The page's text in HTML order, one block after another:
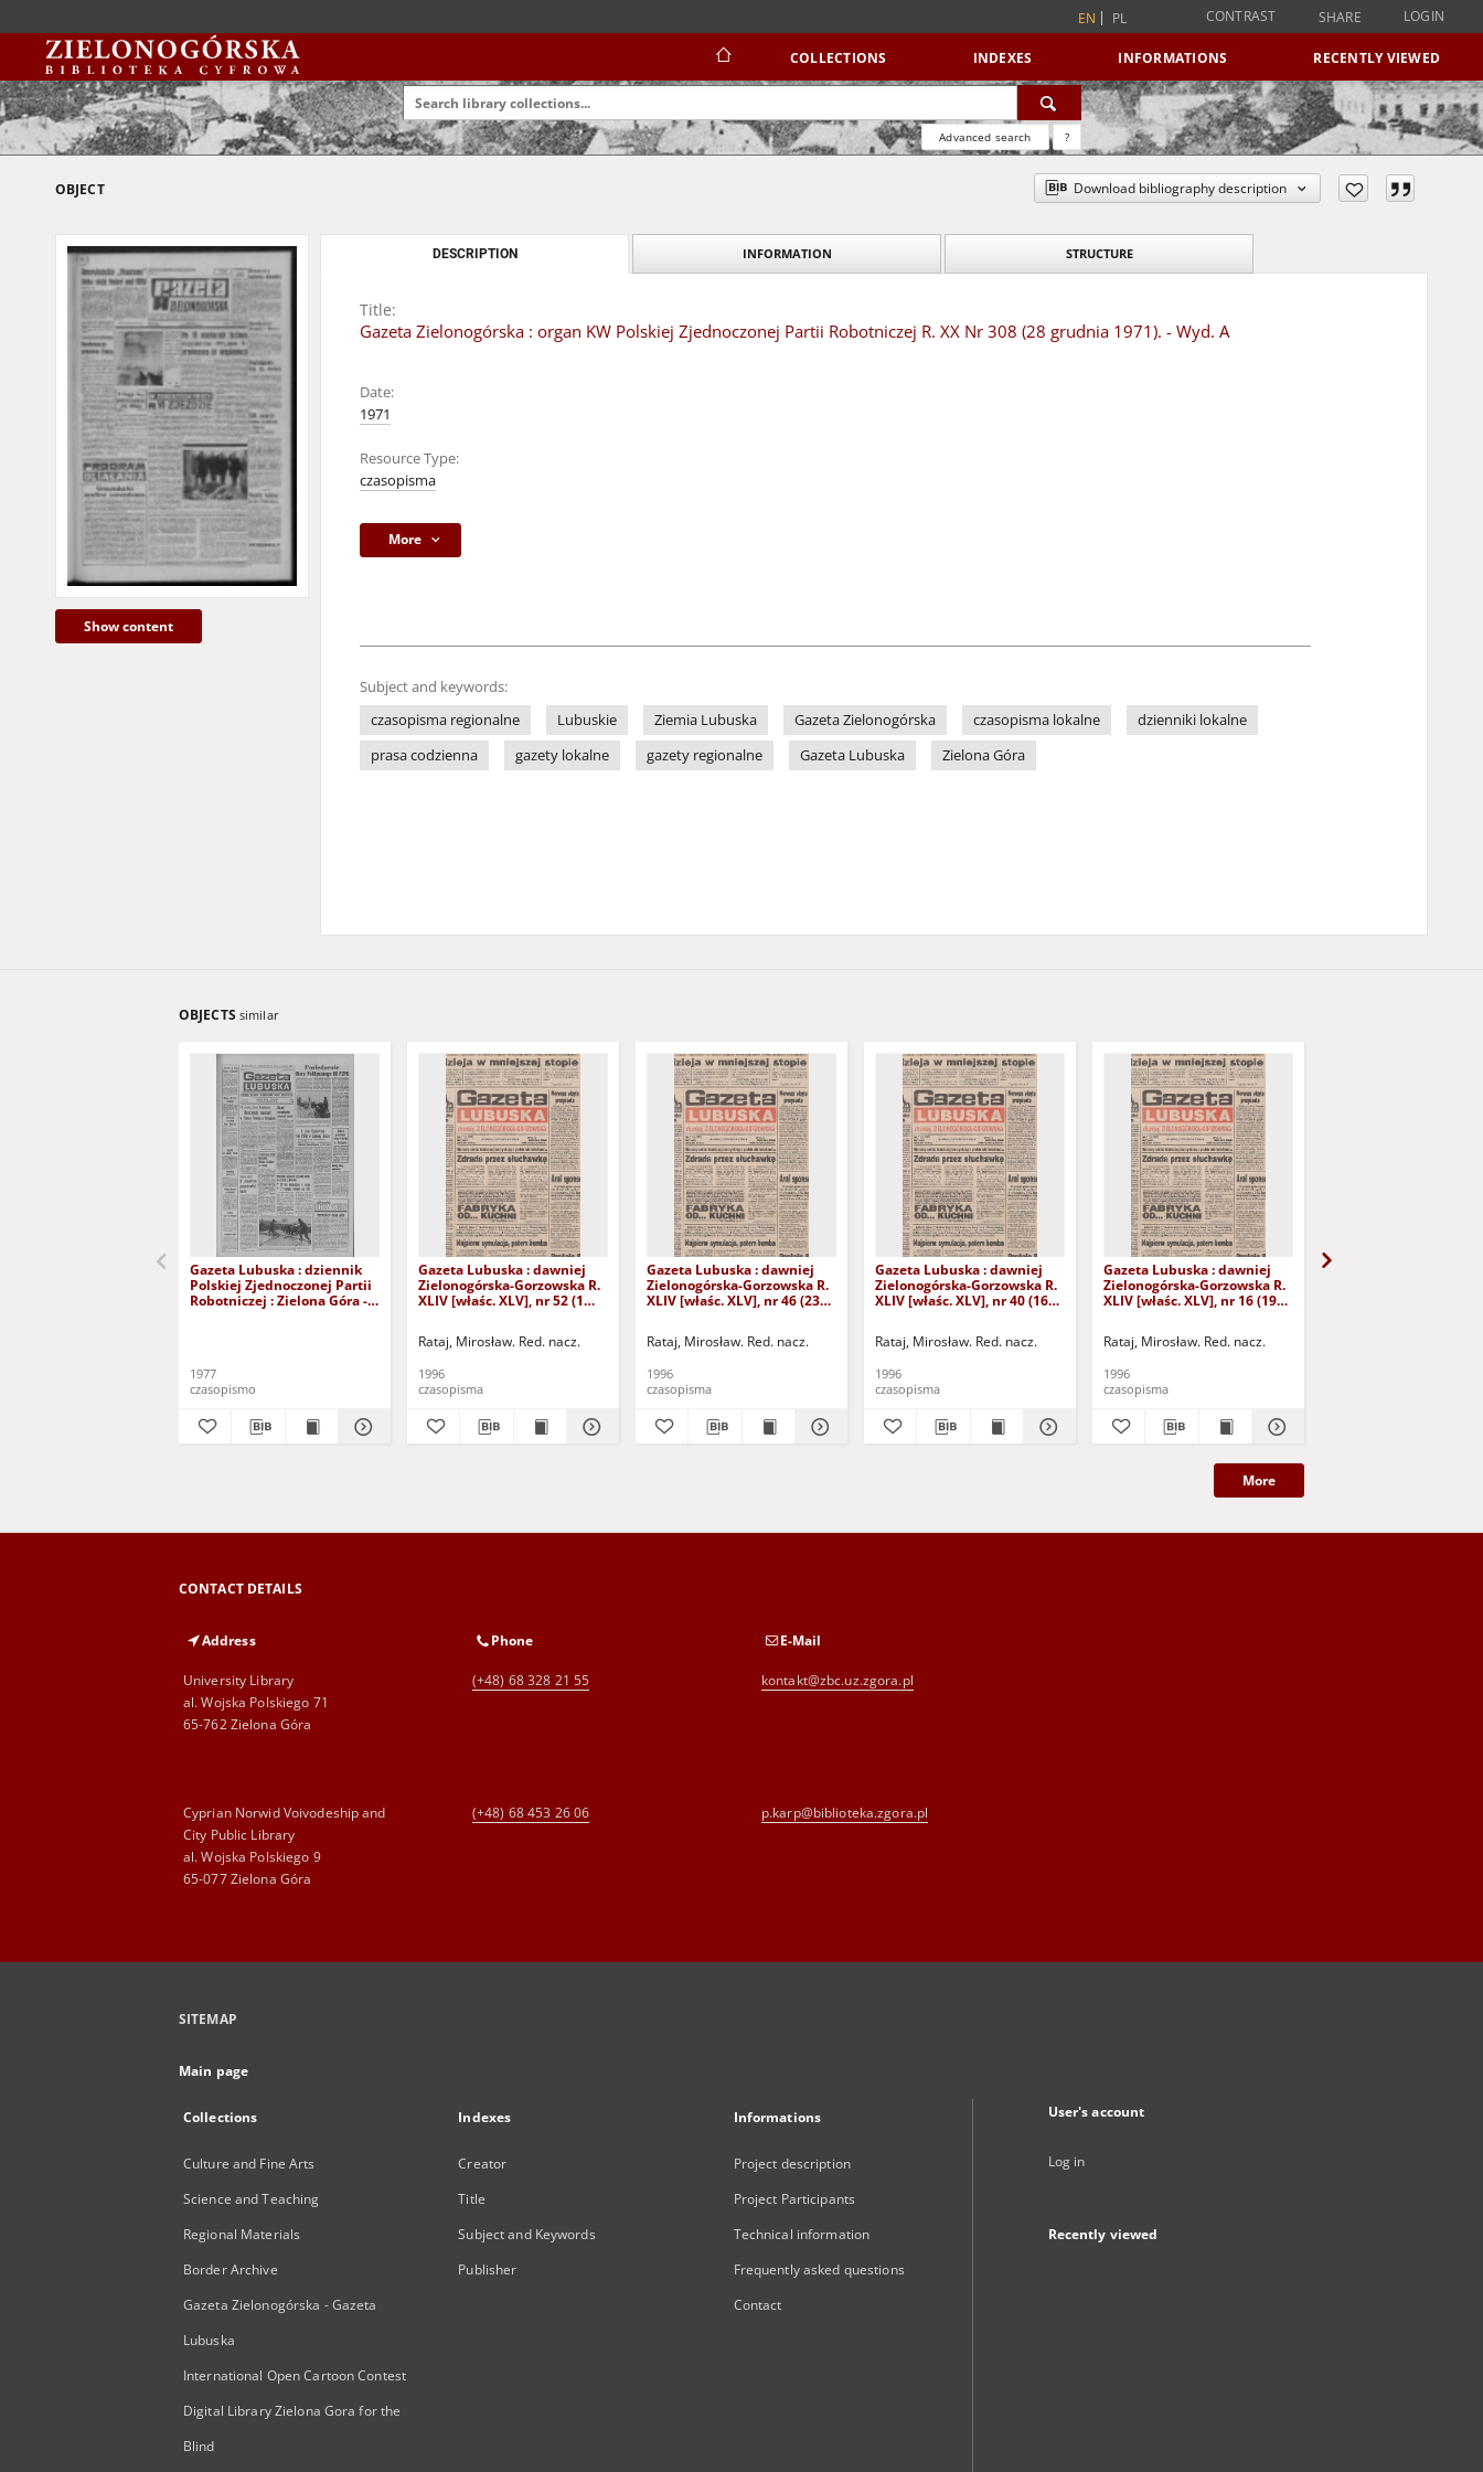
EN PL CONTRAST SHARE LOGIN
COLLECTIONS INDEXES INFORMATIONS RECENTLY VIEWED
Advanced search ?
OBJECT Download bibliography description
Show content
DESCRIPTION INFORMATION STRUCTURE
Title:
Gazeta Zielonogórska : organ KW Polskiej Zjednoczonej Partii Robotniczej R. XX Nr 308 (28 grudnia 1971). - Wyd. A
Date:
1971
Resource Type:
czasopisma
More
Subject and keywords:
czasopisma regionalne
Lubuskie Ziemia Lubuska Gazeta Zielonogórska czasopisma lokalne
dzienniki lokalne
prasa codzienna
gazety lokalne gazety regionalne Gazeta Lubuska Zielona Góra
OBJECTS similar
Gazeta Lubuska : dziennik
Polskiej Zjednoczonej Partii
Robotniczej : Zielona Góra -
1977
czasopismo
Gazeta Lubuska : dawniej
Zielonogórska-Gorzowska R.
XLIV [właśc. XLV], nr 52 (1
Rataj, Mirosław. Red. nacz.
1996
czasopisma
Gazeta Lubuska : dawniej
Zielonogórska-Gorzowska R.
XLIV [właśc. XLV], nr 46 (23
Rataj, Mirosław. Red. nacz.
1996
czasopisma
Gazeta Lubuska : dawniej
Zielonogórska-Gorzowska R.
XLIV [właśc. XLV], nr 40 (16
Rataj, Mirosław. Red. nacz.
1996
czasopisma
Gazeta Lubuska : dawniej
Zielonogórska-Gorzowska R.
XLIV [właśc. XLV], nr 16 (19
Rataj, Mirosław. Red. nacz.
1996
czasopisma
More
CONTACT DETAILS
Address
University Library
al. Wojska Polskiego 71
65-762 Zielona Góra
Phone
(+48) 68 328 21 55
E-Mail
kontakt@zbc.uz.zgora.pl
Cyprian Norwid Voivodeship and
City Public Library
al. Wojska Polskiego 9
65-077 Zielona Góra
(+48) 68 453 26 06 p.karp@biblioteka.zgora.pl
SITEMAP
Main page
Collections
Culture and Fine Arts
Science and Teaching
Regional Materials
Border Archive
Gazeta Zielonogórska - Gazeta
Lubuska
International Open Cartoon Contest
Digital Library Zielona Gora for the
Blind
Indexes
Creator
Title
Subject and Keywords
Publisher
Informations
Project description
Project Participants
Technical information
Frequently asked questions
Contact
User's account
Log in
Recently viewed